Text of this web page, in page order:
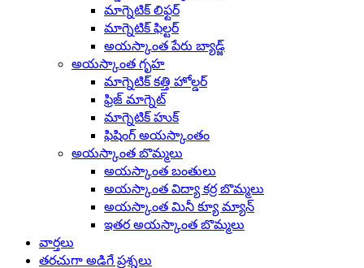
మాగ్నెటిక్ లిఫ్టర్
మాగ్నెటిక్ ఫిల్టర్
అయస్కాంత పేరు బ్యాడ్జ్
అయస్కాంత గృహ
మాగ్నెటిక్ కత్తి హోల్డర్
ఫ్రిజ్ మాగ్నెట్
మాగ్నెటిక్ హుక్
ఫిషింగ్ అయస్కాంతం
అయస్కాంత బొమ్మలు
అయస్కాంత బంతులు
అయస్కాంత విద్యా కర్ర బొమ్మలు
అయస్కాంత మినీ క్యూ మ్యాన్
ఇతర అయస్కాంత బొమ్మలు
వార్తలు
తరచుగా అడిగే ప్రశ్నలు